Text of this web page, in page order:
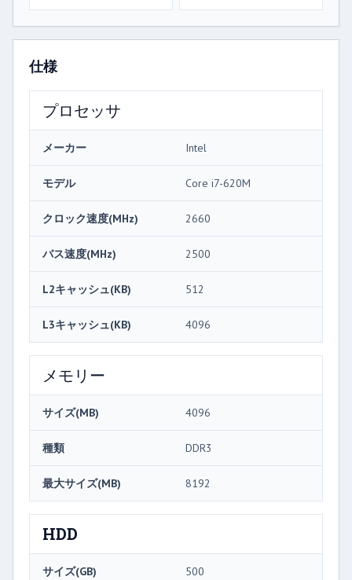
仕様
プロセッサ
メーカー Intel
モデル Core i7-620M
クロック速度(MHz) 2660
バス速度(MHz) 2500
L2キャッシュ(KB) 512
L3キャッシュ(KB) 4096
メモリー
サイズ(MB) 4096
種類 DDR3
最大サイズ(MB) 8192
HDD
サイズ(GB) 500